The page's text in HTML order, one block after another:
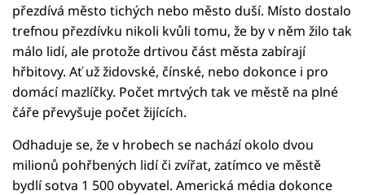
přezdívá město tichých nebo město duší. Místo dostalo
trefnou přezdívku nikoli kvůli tomu, že by v něm žilo tak
málo lidí, ale protože drtivou část města zabírají
hřbitovy. Ať už židovské, čínské, nebo dokonce i pro
domácí mazlíčky. Počet mrtvých tak ve městě na plné
čáře převyšuje počet žijících.
Odhaduje se, že v hrobech se nachází okolo dvou
milionů pohřbených lidí či zvířat, zatímco ve městě
bydlí sotva 1 500 obyvatel. Americká média dokonce